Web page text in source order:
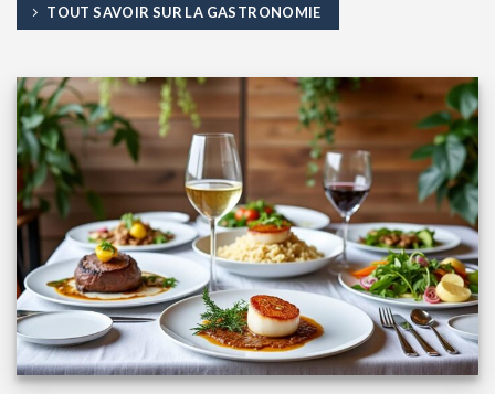
TOUT SAVOIR SUR LA GASTRONOMIE